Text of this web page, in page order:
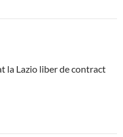
la Lazio liber de contract